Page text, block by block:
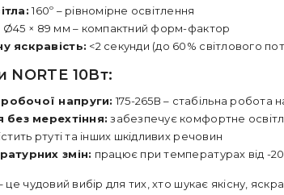
160º – рівномірне освітлення
Ø45 × 89 мм – компактний форм-фактор
яскравість: <2 секунди (до 60% світлового
10Вт:
напруги: 175-265В – стабільна робота
без мерехтіння: забезпечує комфортне
ртуті та інших шкідливих речовин
змін: працює при температурах від -
це чудовий вибір для тих, хто шукає якісну,